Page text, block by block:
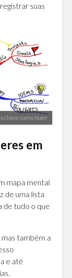
suas
chave como fazer
em
mapa mental
de uma lista
de tudo o que
mas também a
e até